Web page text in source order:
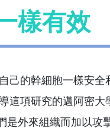
樣有效
己的幹細胞一樣安全
這項研究的邁阿密大
外來組織而加以攻擊